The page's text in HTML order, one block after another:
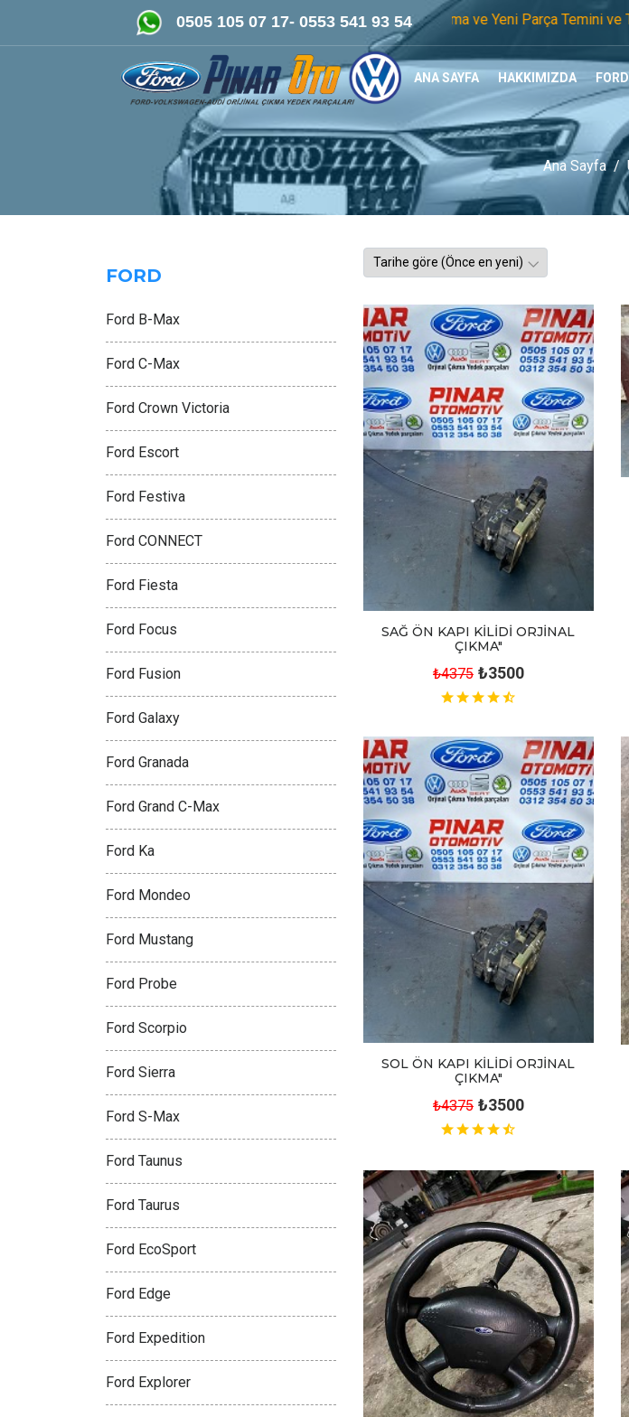
0505 105 07 17- 0553 541 93 54
FORD-VOLKSWAGEN- AUDİ Orijinal Çıkma ve Yeni Parça Temini ve Tedariğinde Öncü
ANA SAYFA HAKKIMIZDA FORD
Ana Sayfa
SAĞ ÖN KAPI KİLİDİ ORJİNAL
ÇIKMA"
₺4375 ₺3500
SOL ÖN KAPI KİLİDİ ORJİNAL
ÇIKMA"
₺4375 ₺3500
FORD
Ford B-Max
Ford C-Max
Ford Crown Victoria
Ford Escort
Ford Festiva
Ford CONNECT
Ford Fiesta
Ford Focus
Ford Fusion
Ford Galaxy
Ford Granada
Ford Grand C-Max
Ford Ka
Ford Mondeo
Ford Mustang
Ford Probe
Ford Scorpio
Ford Sierra
Ford S-Max
Ford Taunus
Ford Taurus
Ford EcoSport
Ford Edge
Ford Expedition
Ford Explorer